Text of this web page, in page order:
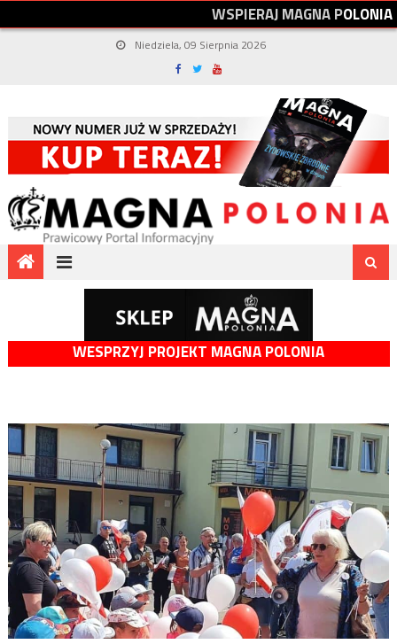
WSPIERAJMAGNAPOLONIA
Niedziela, 09 Sierpnia 2026
WESPRZYJ PROJEKT MAGNA POLONIA